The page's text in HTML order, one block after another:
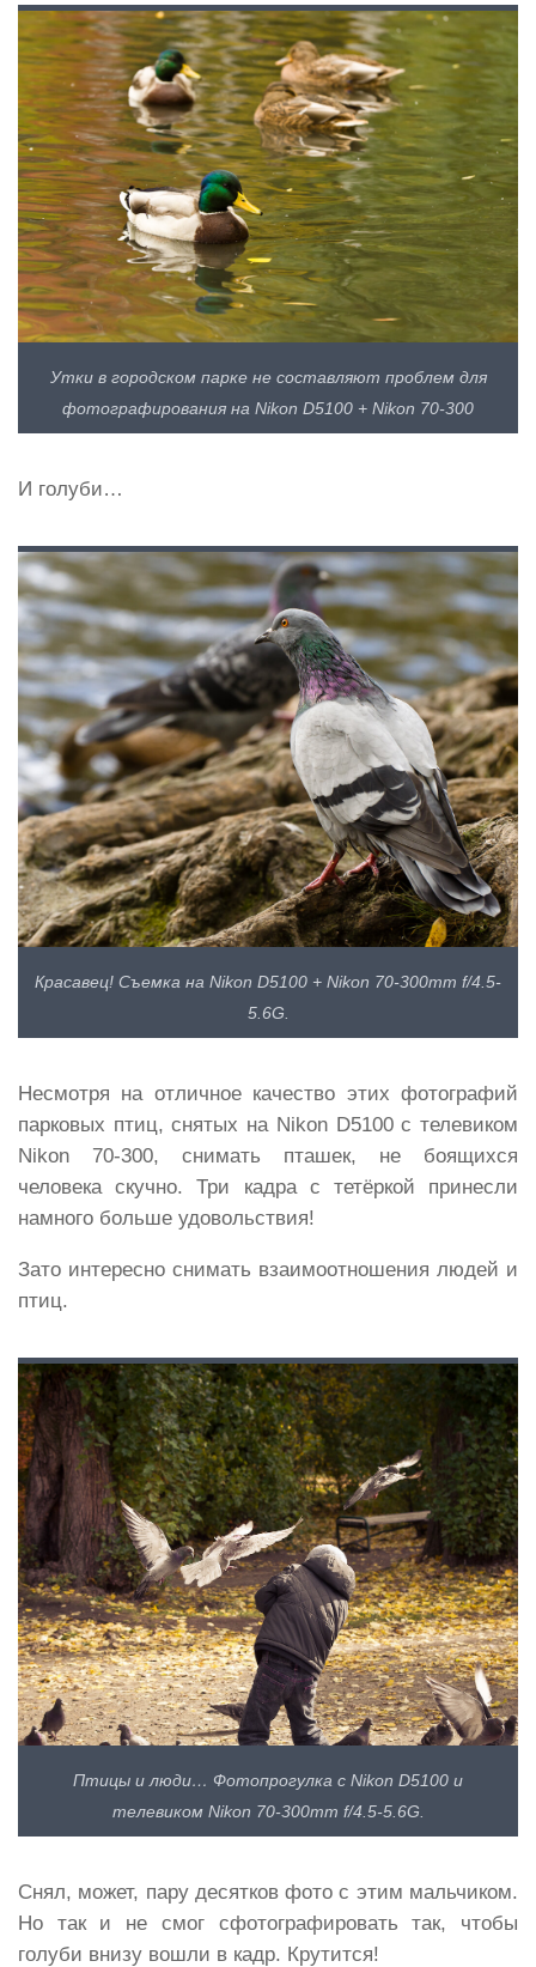
Утки в городском парке не составляют проблем для
фотографирования на Nikon D5100 + Nikon 70-300
И голуби…
Красавец! Съемка на Nikon D5100 + Nikon 70-300mm f/4.5-
5.6G.
Несмотря на отличное качество этих фотографий
парковых птиц, снятых на Nikon D5100 с телевиком
Nikon 70-300, снимать пташек, не боящихся
человека скучно. Три кадра с тетёркой принесли
намного больше удовольствия!
Зато интересно снимать взаимоотношения людей и
птиц.
Птицы и люди… Фотопрогулка с Nikon D5100 и
телевиком Nikon 70-300mm f/4.5-5.6G.
Снял, может, пару десятков фото с этим мальчиком.
Но так и не смог сфотографировать так, чтобы
голуби внизу вошли в кадр. Крутится!